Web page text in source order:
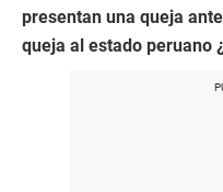
presentan una queja
queja al estado peruano